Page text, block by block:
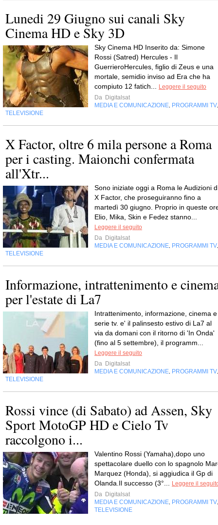
Lunedi 29 Giugno sui canali Sky
Cinema HD e Sky 3D
Sky Cinema HD Inserito da: Simone
Rossi (Satred) Hercules - Il
GuerrieroHercules, figlio di Zeus e una
mortale, semidio inviso ad Era che ha
compiuto 12 fatich...
Leggere il seguito
Da Digitalsat
MEDIA E COMUNICAZIONE PROGRAMMI TV
TELEVISIONE
X Factor, oltre 6 mila persone a Roma
per i casting. Maionchi confermata
all'Xtr...
Sono iniziate oggi a Roma le Audizioni
X Factor, che proseguiranno fino a
martedì 30 giugno. Proprio in queste
Elio, Mika, Skin e Fedez stanno...
Leggere il seguito
Da Digitalsat
MEDIA E COMUNICAZIONE PROGRAMMI TV
TELEVISIONE
Informazione, intrattenimento e
per l'estate di La7
Intrattenimento, informazione, cinema e
serie tv. e' il palinsesto estivo di La7 al
via da domani con il ritorno di 'In Onda'
(fino al 5 settembre), il programm...
Leggere il seguito
Da Digitalsat
MEDIA E COMUNICAZIONE PROGRAMMI TV
TELEVISIONE
Rossi vince (di Sabato) ad Assen, Sky
Sport MotoGP HD e Cielo Tv
raccolgono i...
Valentino Rossi (Yamaha),dopo uno
spettacolare duello con lo spagnolo
Marquez (Honda), si aggiudica il Gp di
Olanda.Il successo (3°...
Leggere il
Da Digitalsat
MEDIA E COMUNICAZIONE PROGRAMMI TV
TELEVISIONE